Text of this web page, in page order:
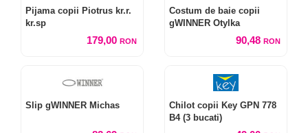
Pijama copii Piotrus kr.r.
kr.sp
179,00 RON
Costum de baie copii
gWINNER Otylka
90,48 RON
Slip gWINNER Michas
Chilot copii Key GPN 778
B4 (3 bucati)